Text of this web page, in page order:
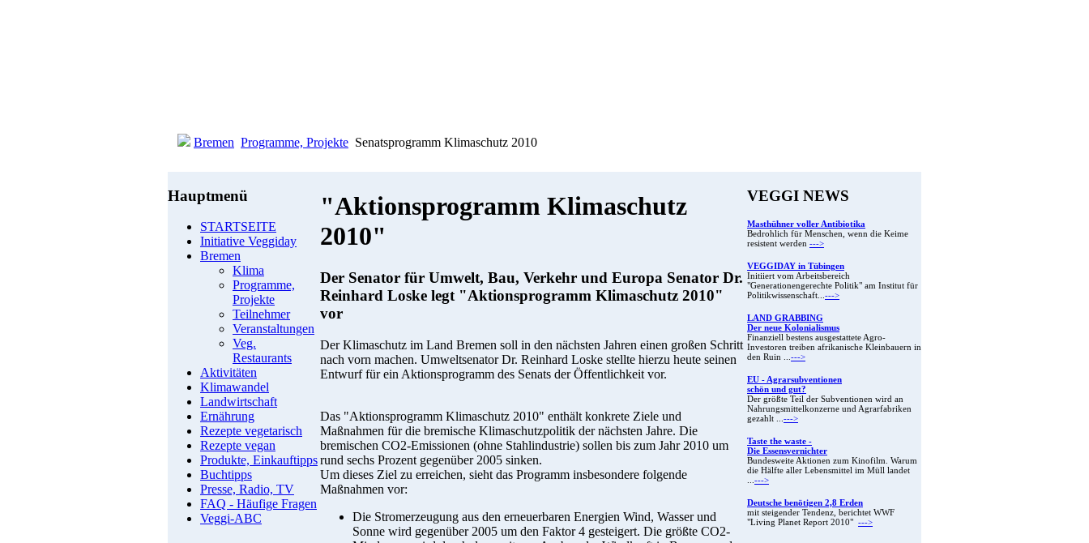
Bremen Programme, Projekte Senatsprogramm Klimaschutz 2010
Hauptmenü
STARTSEITE
Initiative Veggiday
Bremen
Klima
Programme,
Projekte
Teilnehmer
Veranstaltungen
Veg.
Restaurants
Aktivitäten
Klimawandel
Landwirtschaft
Ernährung
Rezepte vegetarisch
Rezepte vegan
Produkte, Einkauftipps
Buchtipps
Presse, Radio, TV
FAQ - Häufige Fragen
Veggi-ABC
"Aktionsprogramm Klimaschutz
2010"
Der Senator für Umwelt, Bau, Verkehr und Europa Senator Dr.
Reinhard Loske legt "Aktionsprogramm Klimaschutz 2010"
vor
Der Klimaschutz im Land Bremen soll in den nächsten Jahren einen großen Schritt
nach vorn machen. Umweltsenator Dr. Reinhard Loske stellte hierzu heute seinen
Entwurf für ein Aktionsprogramm des Senats der Öffentlichkeit vor.
Das "Aktionsprogramm Klimaschutz 2010" enthält konkrete Ziele und
Maßnahmen für die bremische Klimaschutzpolitik der nächsten Jahre. Die
bremischen CO2-Emissionen (ohne Stahlindustrie) sollen bis zum Jahr 2010 um
rund sechs Prozent gegenüber 2005 sinken.
Um dieses Ziel zu erreichen, sieht das Programm insbesondere folgende
Maßnahmen vor:
Die Stromerzeugung aus den erneuerbaren Energien Wind, Wasser und
Sonne wird gegenüber 2005 um den Faktor 4 gesteigert. Die größte CO2-
VEGGI NEWS
Masthühner voller Antibiotika
Bedrohlich für Menschen, wenn die Keime
resistent werden --->
VEGGIDAY in Tübingen
Initiiert vom Arbeitsbereich
"Generationengerechte Politik" am Institut für
Politikwissenschaft...--->
LAND GRABBING
Der neue Kolonialismus
Finanziell bestens ausgestattete Agro-
Investoren treiben afrikanische Kleinbauern in
den Ruin ...--->
EU - Agrarsubventionen
schön und gut?
Der größte Teil der Subventionen wird an
Nahrungsmittelkonzerne und Agrarfabriken
gezahlt ...--->
Taste the waste -
Die Essensvernichter
Bundesweite Aktionen zum Kinofilm. Warum
die Hälfte aller Lebensmittel im Müll landet
...--->
Deutsche benötigen 2,8 Erden
mit steigender Tendenz, berichtet WWF
"Living Planet Report 2010" --->